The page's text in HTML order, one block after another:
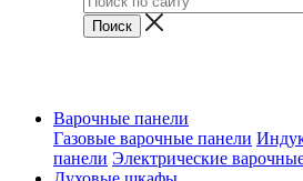
Варочные панели
Газовые варочные панели
панели Электрические